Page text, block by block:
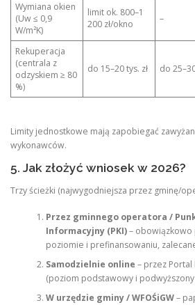
Wymiana okien
(Uw ≤ 0,9
W/m²K)
limit ok. 800–1
200 zł/okno
–
Rekuperacja
(centrala z
odzyskiem ≥ 80
%)
do 15–20 tys. zł do
Limity jednostkowe mają zapobiegać
wykonawców.
5. Jak złożyć wniosek w 2026?
Trzy ścieżki (najwygodniejsza przez gminę/
Przez gminnego operatora /
Informacyjny (PKI)– obowiązkowo
poziomie i prefinansowaniu,
Samodzielnie online – przez
(poziom podstawowy i
W urzędzie gminy / WFOŚiGW–